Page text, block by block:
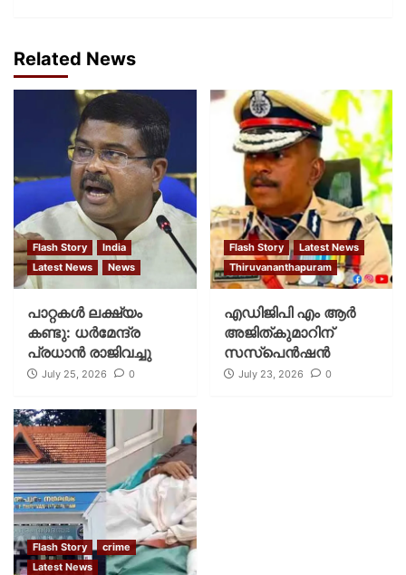
Related News
Flash Story
India
Latest News
News
പാറ്റകള്‍ ലക്ഷ്യം
കണ്ടു: ധര്‍മേന്ദ്ര
പ്രധാന്‍ രാജിവച്ചു
July 25, 2026 0
Flash Story
Latest News
Thiruvananthapuram
എഡിജിപി എം ആർ
അജിത്കുമാറിന്
സസ്പെൻഷൻ
July 23, 2026 0
Flash Story
crime
Latest News